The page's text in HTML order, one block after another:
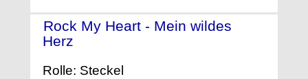
Rock My Heart - Mein wildes
Herz
Rolle: Steckel